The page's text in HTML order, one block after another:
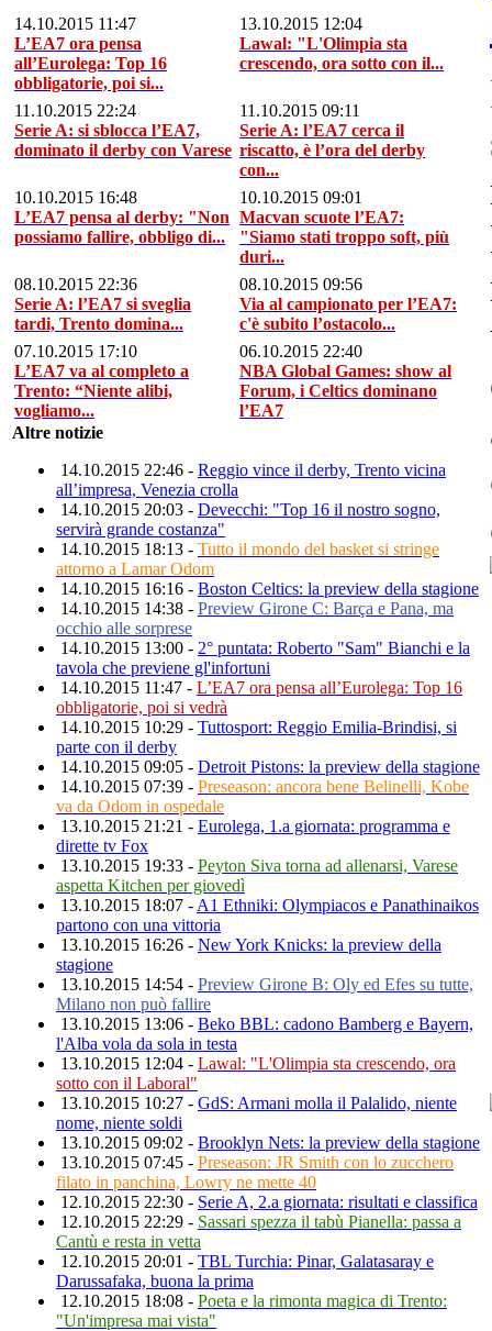
14.10.2015 11:47
L’EA7 ora pensa
all’Eurolega: Top 16
obbligatorie, poi si...
13.10.2015 12:04
Lawal: "L'Olimpia sta
crescendo, ora sotto con il...
11.10.2015 22:24
Serie A: si sblocca l’EA7,
dominato il derby con Varese
11.10.2015 09:11
Serie A: l’EA7 cerca il
riscatto, è l’ora del derby
con...
10.10.2015 16:48
L’EA7 pensa al derby: "Non
possiamo fallire, obbligo di...
10.10.2015 09:01
Macvan scuote l’EA7:
"Siamo stati troppo soft, più
duri...
08.10.2015 22:36
Serie A: l’EA7 si sveglia
tardi, Trento domina...
08.10.2015 09:56
Via al campionato per l’EA7:
c'è subito l’ostacolo...
07.10.2015 17:10
L’EA7 va al completo a
Trento: “Niente alibi,
vogliamo...
06.10.2015 22:40
NBA Global Games: show al
Forum, i Celtics dominano
l’EA7
Altre notizie
14.10.2015 22:46 - Reggio vince il derby, Trento vicina
all’impresa, Venezia crolla
14.10.2015 20:03 - Devecchi: "Top 16 il nostro sogno,
servirà grande costanza"
14.10.2015 18:13 - Tutto il mondo del basket si stringe
attorno a Lamar Odom
14.10.2015 16:16 - Boston Celtics: la preview della stagione
14.10.2015 14:38 - Preview Girone C: Barça e Pana, ma
occhio alle sorprese
14.10.2015 13:00 - 2° puntata: Roberto "Sam" Bianchi e la
tavola che previene gl'infortuni
14.10.2015 11:47 - L’EA7 ora pensa all’Eurolega: Top 16
obbligatorie, poi si vedrà
14.10.2015 10:29 - Tuttosport: Reggio Emilia-Brindisi, si
parte con il derby
14.10.2015 09:05 - Detroit Pistons: la preview della stagione
14.10.2015 07:39 - Preseason: ancora bene Belinelli, Kobe
va da Odom in ospedale
13.10.2015 21:21 - Eurolega, 1.a giornata: programma e
dirette tv Fox
13.10.2015 19:33 - Peyton Siva torna ad allenarsi, Varese
aspetta Kitchen per giovedì
13.10.2015 18:07 - A1 Ethniki: Olympiacos e Panathinaikos
partono con una vittoria
13.10.2015 16:26 - New York Knicks: la preview della
stagione
13.10.2015 14:54 - Preview Girone B: Oly ed Efes su tutte,
Milano non può fallire
13.10.2015 13:06 - Beko BBL: cadono Bamberg e Bayern,
l'Alba vola da sola in testa
13.10.2015 12:04 - Lawal: "L'Olimpia sta crescendo, ora
sotto con il Laboral"
13.10.2015 10:27 - GdS: Armani molla il Palalido, niente
nome, niente soldi
13.10.2015 09:02 - Brooklyn Nets: la preview della stagione
13.10.2015 07:45 - Preseason: JR Smith con lo zucchero
filato in panchina, Lowry ne mette 40
12.10.2015 22:30 - Serie A, 2.a giornata: risultati e classifica
12.10.2015 22:29 - Sassari spezza il tabù Pianella: passa a
Cantù e resta in vetta
12.10.2015 20:01 - TBL Turchia: Pinar, Galatasaray e
Darussafaka, buona la prima
12.10.2015 18:08 - Poeta e la rimonta magica di Trento:
"Un'impresa mai vista"